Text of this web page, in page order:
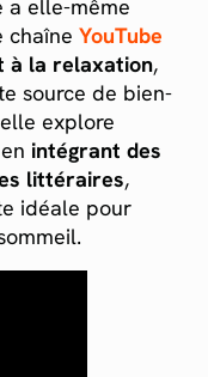
a elle-même
chaîne YouTube
à la relaxation,
source de bien-
explore
intégrant des
littéraires,
idéale pour